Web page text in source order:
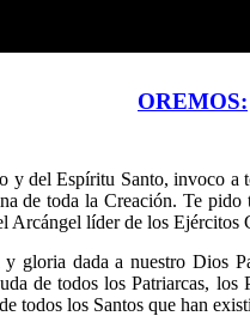
OREMOS:
y del Espíritu Santo, invoco
de toda la Creación. Te
Arcángel líder de los Ejércitos
y gloria dada a nuestro Dios
de todos los Patriarcas,
todos los Santos que han